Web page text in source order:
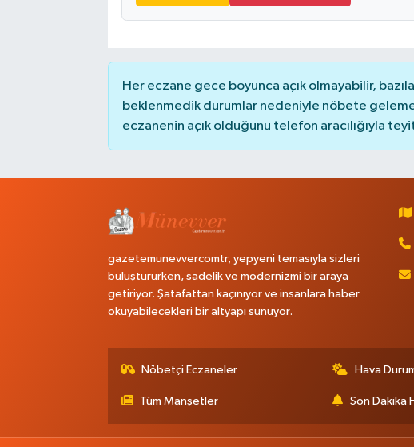
Her eczane gece boyunca açık olmayabilir,
beklenmedik durumlar nedeniyle nöbete
eczanenin açık olduğunu telefon aracılığıyla
gazetemunevvercomtr, yepyeni temasıyla sizleri
buluştururken, sadelik ve modernizmi bir araya
getiriyor. Şatafattan kaçınıyor ve insanlara haber
okuyabilecekleri bir altyapı sunuyor.
Nöbetçi Eczaneler Hava
Tüm Manşetler Son Dakika